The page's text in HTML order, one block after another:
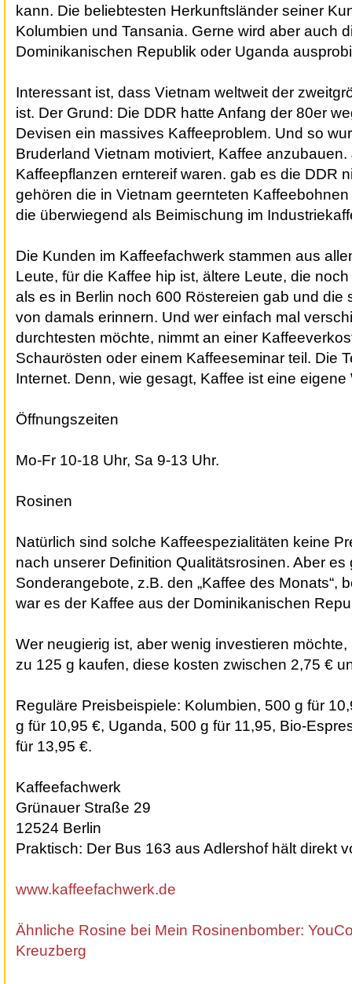
kann. Die beliebtesten Herkunftsländer seiner
Kolumbien und Tansania. Gerne wird aber auch
Dominikanischen Republik oder Uganda
Interessant ist, dass Vietnam weltweit der
ist. Der Grund: Die DDR hatte Anfang der 80er
Devisen ein massives Kaffeeproblem. Und so
Bruderland Vietnam motiviert, Kaffee
Kaffeepflanzen erntereif waren. gab es die DDR
gehören die in Vietnam geernteten
die überwiegend als Beimischung im
Die Kunden im Kaffeefachwerk stammen aus
Leute, für die Kaffee hip ist, ältere Leute, die
als es in Berlin noch 600 Röstereien gab und die
von damals erinnern. Und wer einfach mal
durchtesten möchte, nimmt an einer
Schaurösten oder einem Kaffeeseminar teil. Die
Internet. Denn, wie gesagt, Kaffee ist eine
Öffnungszeiten
Mo-Fr 10-18 Uhr, Sa 9-13 Uhr.
Rosinen
Natürlich sind solche Kaffeespezialitäten keine
nach unserer Definition Qualitätsrosinen. Aber es
Sonderangebote, z.B. den „Kaffee des Monats“,
war es der Kaffee aus der Dominikanischen
Wer neugierig ist, aber wenig investieren
zu 125 g kaufen, diese kosten zwischen 2,75 €
Reguläre Preisbeispiele: Kolumbien, 500 g für
g für 10,95 €, Uganda, 500 g für 11,95, Bio-
für 13,95 €.
Kaffeefachwerk
Grünauer Straße 29
12524 Berlin
Praktisch: Der Bus 163 aus Adlershof hält direkt
www.kaffeefachwerk.de
Ähnliche Rosine bei Mein Rosinenbomber:
Kreuzberg